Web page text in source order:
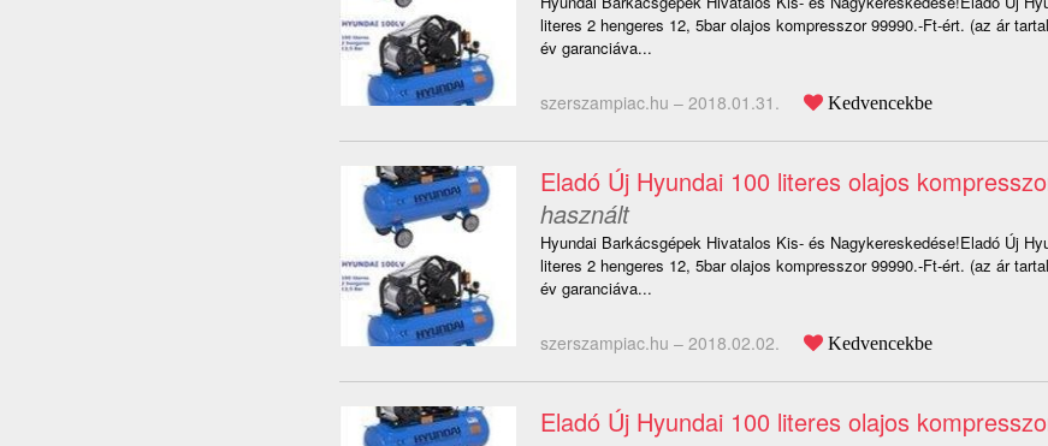
literes 2 hengeres 12, 5bar olajos kompresszor 99990.-Ft-ért. (az ár
év garanciáva...
szerszampiac.hu – 2018.01.31. Kedvencekbe
Eladó Új Hyundai 100 literes olajos
használt
Hyundai Barkácsgépek Hivatalos Kis- és Nagykereskedése!Eladó Új
literes 2 hengeres 12, 5bar olajos kompresszor 99990.-Ft-ért. (az ár
év garanciáva...
szerszampiac.hu – 2018.02.02. Kedvencekbe
Eladó Új Hyundai 100 literes olajos